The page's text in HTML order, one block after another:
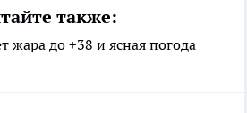
также:
жара до +38 и ясная погода